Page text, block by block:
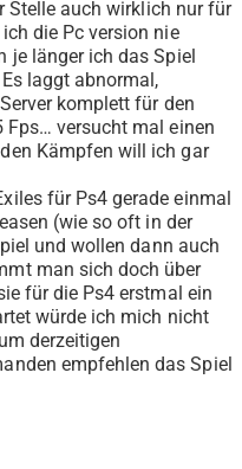
Stelle auch wirklich nur für
die Pc version nie
je länger ich das Spiel
laggt abnormal,
komplett für den
versucht mal einen
Kämpfen will ich gar
für Ps4 gerade einmal
(wie so oft in der
und wollen dann auch
man sich doch über
für die Ps4 erstmal ein
würde ich mich nicht
derzeitigen
empfehlen das Spiel